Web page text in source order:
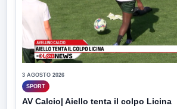
3 AGOSTO 2026
SPORT
AV Calcio| Aiello tenta il colpo Licina